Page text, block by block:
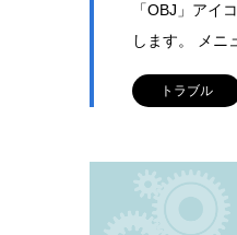
「OBJ」アイ
します。 メニ
トラブル